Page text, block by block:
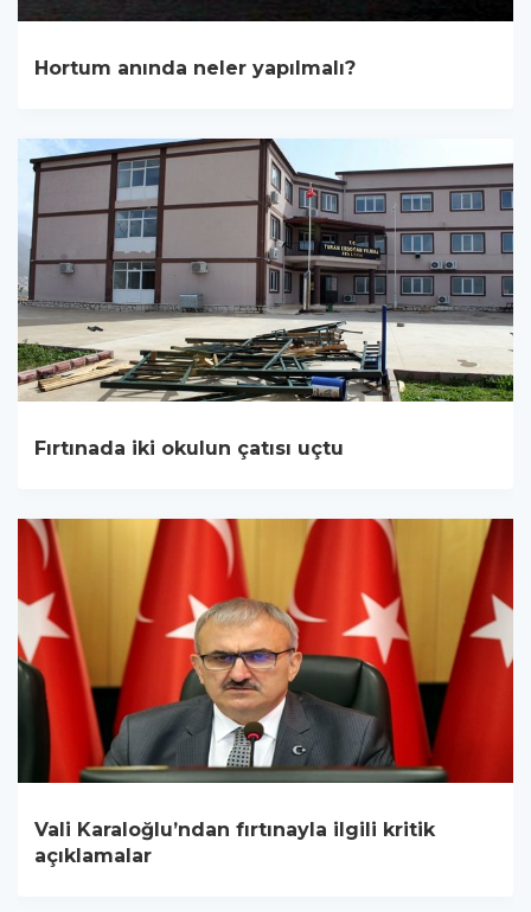
Hortum anında neler yapılmalı?
Fırtınada iki okulun çatısı uçtu
Vali Karaloğlu’ndan fırtınayla ilgili kritik
açıklamalar